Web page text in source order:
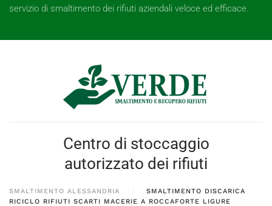
servizio di smaltimento dei rifiuti aziendali veloce ed efficace.
Centro di stoccaggio
autorizzato dei rifiuti
SMALTIMENTO ALESSANDRIA
SMALTIMENTO DISCARICA
RICICLO RIFIUTI SCARTI MACERIE A ROCCAFORTE LIGURE